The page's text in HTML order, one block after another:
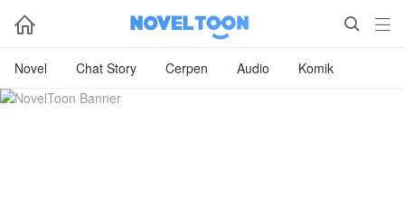
  
Novel Chat Story Cerpen Audio Komik